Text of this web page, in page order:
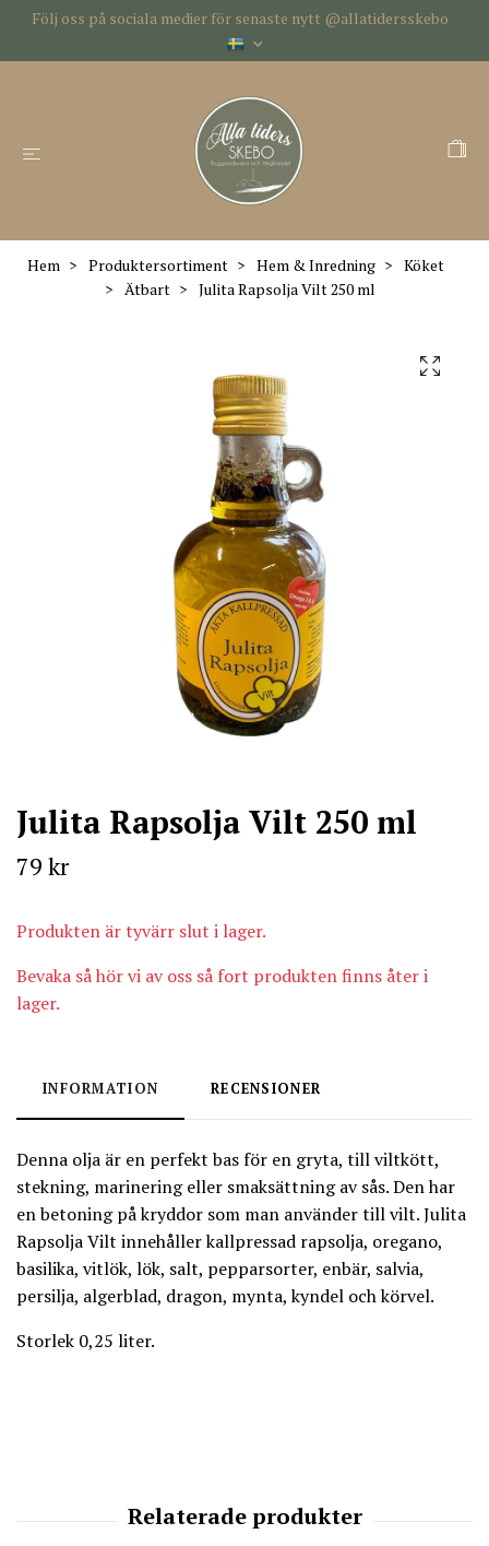
Följ oss på sociala medier för senaste nytt @allatidersskebo
Hem Produktersortiment Hem & Inredning
Köket
Ätbart
Julita Rapsolja Vilt 250 ml
Julita Rapsolja Vilt 250 ml
79 kr
Produkten är tyvärr slut i lager.
Bevaka så hör vi av oss så fort produkten finns åter i
lager.
INFORMATION RECENSIONER
Denna olja är en perfekt bas för en gryta, till viltkött,
stekning, marinering eller smaksättning av sås. Den har
en betoning på kryddor som man använder till vilt. Julita
Rapsolja Vilt innehåller kallpressad rapsolja, oregano,
basilika, vitlök, lök, salt, pepparsorter, enbär, salvia,
persilja, algerblad, dragon, mynta, kyndel och körvel.
Storlek 0,25 liter.